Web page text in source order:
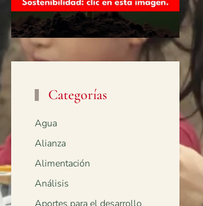
Categorías
Agua
Alianza
Alimentación
Análisis